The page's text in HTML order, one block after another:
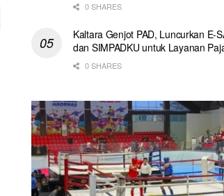
0 SHARES
Kaltara Genjot PAD, Luncurkan E-
dan SIMPADKU untuk Layanan
0 SHARES